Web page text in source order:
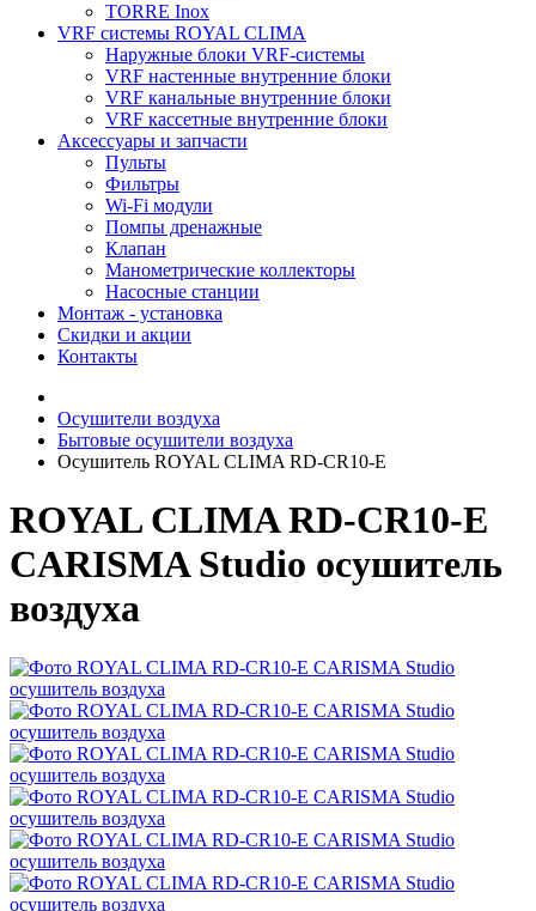
TORRE Inox
VRF системы ROYAL CLIMA
Наружные блоки VRF-системы
VRF настенные внутренние блоки
VRF канальные внутренние блоки
VRF кассетные внутренние блоки
Аксессуары и запчасти
Пульты
Фильтры
Wi-Fi модули
Помпы дренажные
Клапан
Манометрические коллекторы
Насосные станции
Монтаж - установка
Скидки и акции
Контакты
Осушители воздуха
Бытовые осушители воздуха
Осушитель ROYAL CLIMA RD-CR10-E
ROYAL CLIMA RD-CR10-E
CARISMA Studio осушитель
воздуха